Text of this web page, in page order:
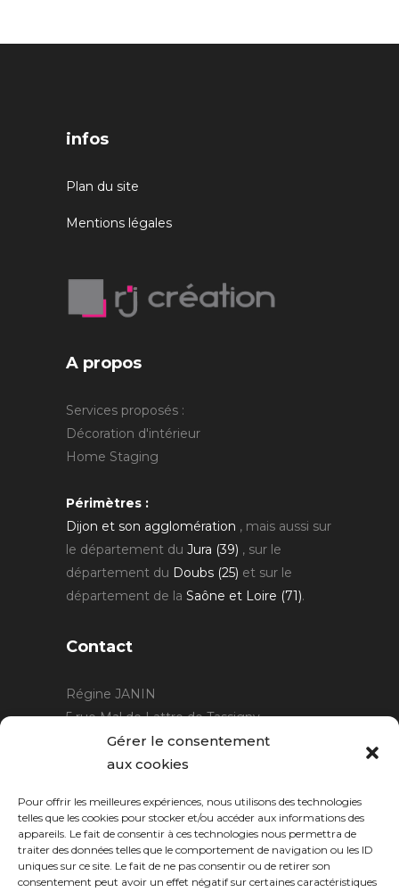
Gérer le consentement
aux cookies
Pour offrir les meilleures expériences, nous utilisons des technologies
telles que les cookies pour stocker et/ou accéder aux informations des
appareils. Le fait de consentir à ces technologies nous permettra de
traiter des données telles que le comportement de navigation ou les ID
uniques sur ce site. Le fait de ne pas consentir ou de retirer son
consentement peut avoir un effet négatif sur certaines caractéristiques
infos
Plan du site
Mentions légales
A propos
Services proposés :
Décoration d'intérieur
Home Staging
Périmètres :
Dijon et son agglomération , mais aussi sur
le département du Jura (39) , sur le
département du Doubs (25) et sur le
département de la Saône et Loire (71).
Contact
Régine JANIN
5 rue Mal de Lattre de Tassigny
21220 Gevrey Chambertin
06 15 15 80 29
Horaires :sur rendez-vous.